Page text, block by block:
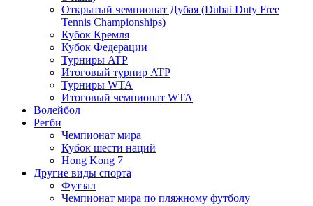
Открытый чемпионат Дубая (Dubai Duty Free
Tennis Championships)
Кубок Кремля
Кубок Федерации
Турниры ATP
Итоговый турнир ATP
Турниры WTA
Итоговый чемпионат WTA
Волейбол
Регби
Чемпионат мира
Кубок шести наций
Hong Kong 7
Другие виды спорта
Футзал
Чемпионат мира по пляжному футболу